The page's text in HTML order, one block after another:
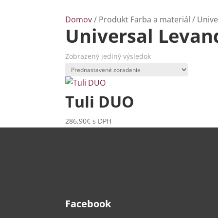
Domov/ Produkt Farba a materiál /
Universal
Zobrazený jediný výsledok
Tuli DUO
286,90€ s DPH
Facebook